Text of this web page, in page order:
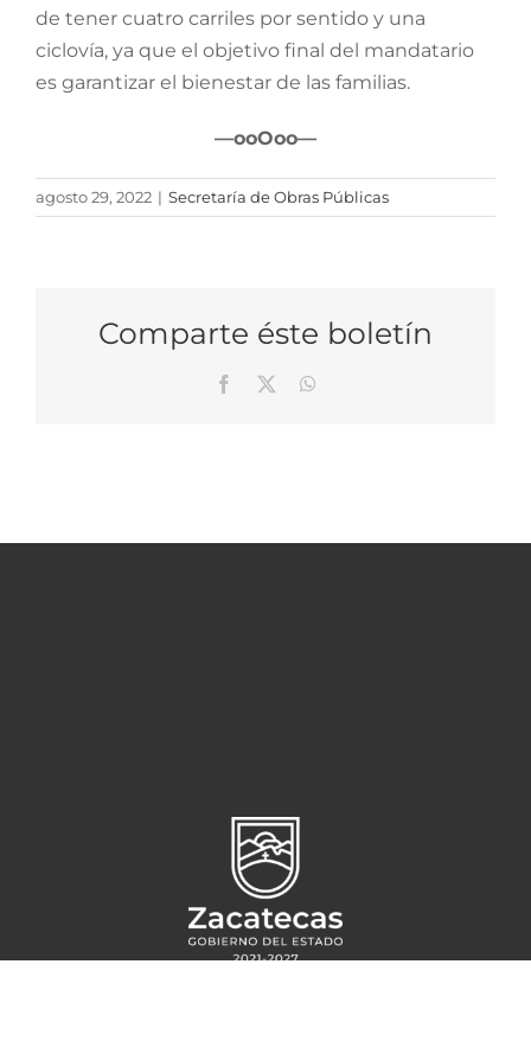
de tener cuatro carriles por sentido y una
ciclovía, ya que el objetivo final del mandatario
es garantizar el bienestar de las familias.
—ooOoo—
agosto 29, 2022 | Secretaría de Obras Públicas
Comparte éste boletín
Facebook